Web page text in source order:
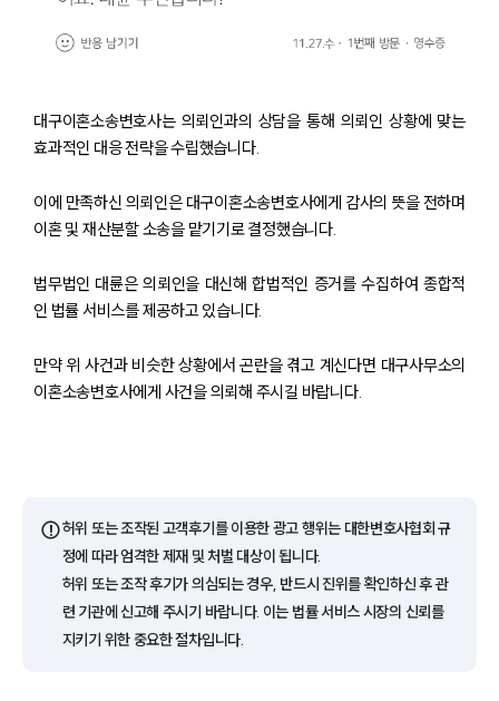
부소개
고객의 소리
통합검색
AI대륜
업무사례
대구이혼소송변호사는 의뢰인과의 상담을 통해 의뢰인 상황에 맞는
효과적인 대응 전략을 수립했습니다.
이에 만족하신 의뢰인은 대구이혼소송변호사에게 감사의 뜻을 전하며
이혼 및 재산분할 소송을 맡기기로 결정했습니다.
법무법인 대륜은 의뢰인을 대신해 합법적인 증거를 수집하여 종합적
인 법률 서비스를 제공하고 있습니다.
만약 위 사건과 비슷한 상황에서 곤란을 겪고 계신다면 대구사무소의
이혼소송변호사에게 사건을 의뢰해 주시길 바랍니다.
⚠️허위 또는 조작된 고객후기를 이용한 광고 행위는 대한변호사협회 규
정에 따라 엄격한 제재 및 처벌 대상이 됩니다.
허위 또는 조작 후기가 의심되는 경우, 반드시 진위를 확인하신 후 관
련 기관에 신고해 주시기 바랍니다. 이는 법률 서비스 시장의 신뢰를
지키기 위한 중요한 절차입니다.